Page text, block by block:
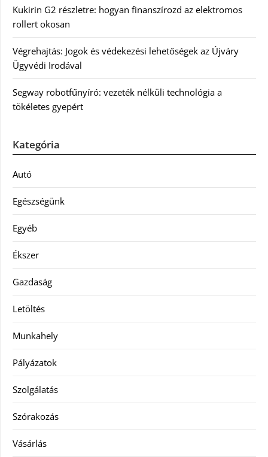
Kukirin G2 részletre: hogyan finanszírozd az elektromos
rollert okosan
Végrehajtás: Jogok és védekezési lehetőségek az Újváry
Ügyvédi Irodával
Segway robotfűnyíró: vezeték nélküli technológia a
tökéletes gyepért
Kategória
Autó
Egészségünk
Egyéb
Ékszer
Gazdaság
Letöltés
Munkahely
Pályázatok
Szolgálatás
Szórakozás
Vásárlás